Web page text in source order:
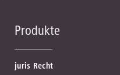
Produkte
juris Recht